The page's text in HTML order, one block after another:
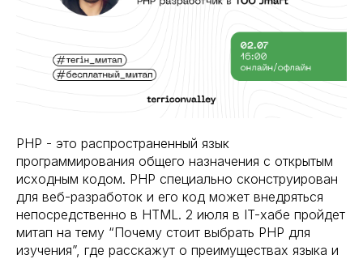
PHP - это распространенный язык
программирования общего назначения с открытым
исходным кодом. PHP специально сконструирован
для веб-разработок и его код может внедряться
непосредственно в HTML. 2 июля в IT-хабе пройдет
митап на тему “Почему стоит выбрать PHP для
изучения”, где расскажут о преимуществах языка и